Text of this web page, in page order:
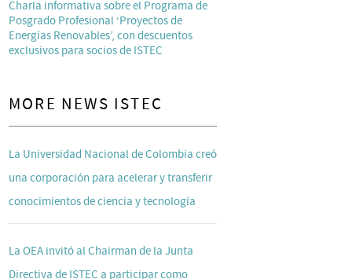
Charla informativa sobre el Programa de
Posgrado Profesional ‘Proyectos de
Energías Renovables’, con descuentos
exclusivos para socios de ISTEC
MORE NEWS ISTEC
La Universidad Nacional de Colombia creó
una corporación para acelerar y transferir
conocimientos de ciencia y tecnología
La OEA invitó al Chairman de la Junta
Directiva de ISTEC a participar como